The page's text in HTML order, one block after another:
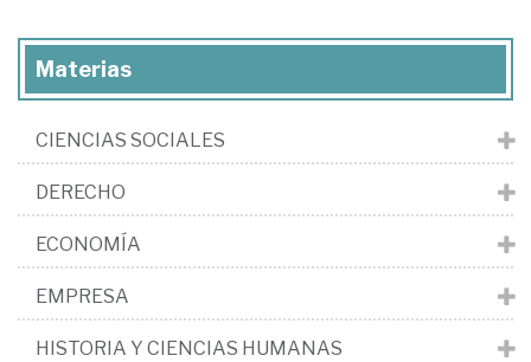
Materias
CIENCIAS SOCIALES
DERECHO
ECONOMÍA
EMPRESA
HISTORIA Y CIENCIAS HUMANAS